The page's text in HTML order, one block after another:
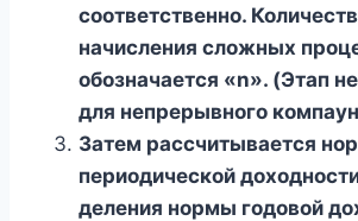
соответственно.
начисления сложных
обозначается «n». (Этап
для непрерывного
Затем рассчитывается
периодической
деления нормы годовой